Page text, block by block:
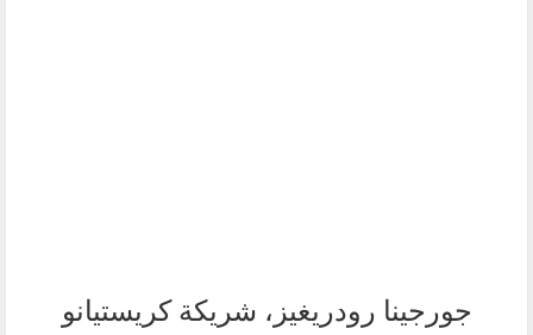
جورجينا رودريغيز، شريكة كريستيانو